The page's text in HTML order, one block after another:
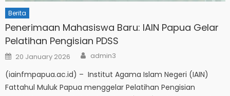
Berita
Penerimaan Mahasiswa Baru: IAIN Papua Gelar
Pelatihan Pengisian PDSS
Posted
on
20 January 2026 Author
admin3
(iainfmpapua.ac.id) – Institut Agama Islam Negeri (IAIN)
Fattahul Muluk Papua menggelar Pelatihan Pengisian